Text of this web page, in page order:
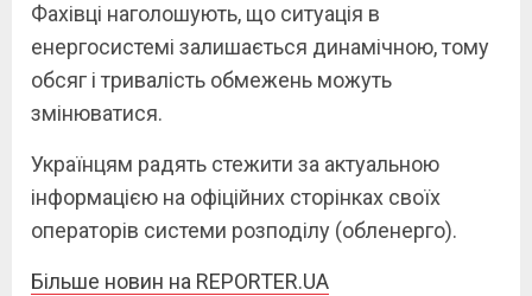
Фахівці наголошують, що ситуація в
енергосистемі залишається динамічною, тому
обсяг і тривалість обмежень можуть
змінюватися.
Українцям радять стежити за актуальною
інформацією на офіційних сторінках своїх
операторів системи розподілу (обленерго).
Більше новин на REPORTER.UA